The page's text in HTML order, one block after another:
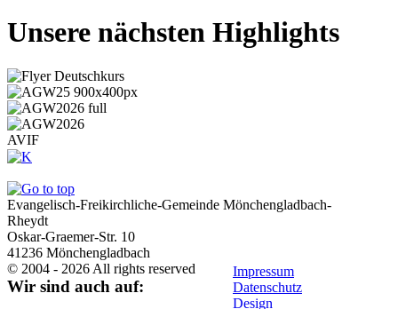
Unsere nächsten Highlights
AVIF
Evangelisch-Freikirchliche-Gemeinde Mönchengladbach-
Rheydt
Oskar-Graemer-Str. 10
41236 Mönchengladbach
© 2004 - 2026 All rights reserved
Wir sind auch auf:
Impressum
Datenschutz
Design